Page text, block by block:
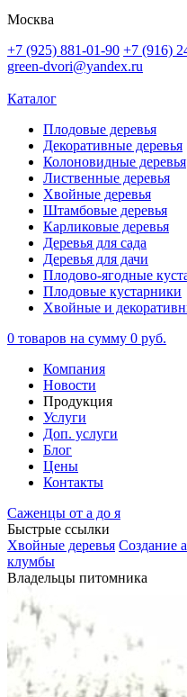
Москва
+7 (925) 881-01-90 +7 (916)
green-dvori@yandex.ru
Каталог
Плодовые деревья
Декоративные деревья
Колоновидные деревья
Лиственные деревья
Хвойные деревья
Штамбовые деревья
Карликовые деревья
Деревья для сада
Деревья для дачи
Плодово-ягодные
Плодовые кустарники
Хвойные и
0 товаров на сумму 0 руб.
Компания
Новости
Продукция
Услуги
Доп. услуги
Блог
Цены
Контакты
Саженцы от а до я
Быстрые ссылки
Хвойные деревья Создание
клумбы
Владельцы питомника